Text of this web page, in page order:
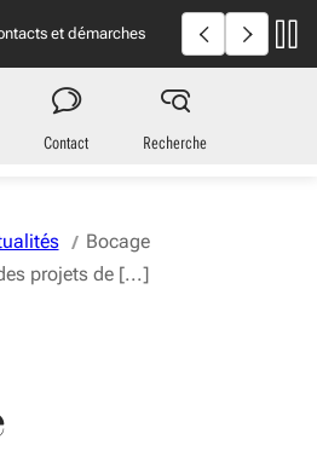
et démarches
Incendies en
utiles
Aquitaine
Contact Recherche
Bocage
projets de [...]